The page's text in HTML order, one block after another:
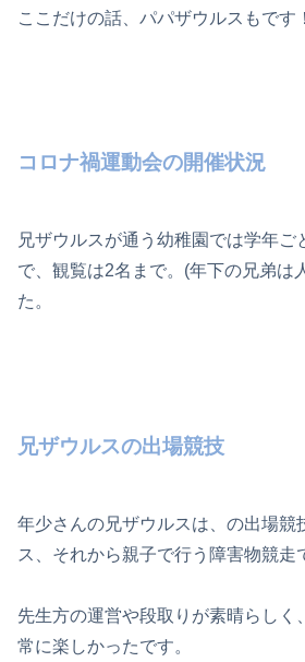
ここだけの話、パパザウルスもです
コロナ禍運動会の開催状況
兄ザウルスが通う幼稚園では学年ご
で、観覧は2名まで。(年下の兄弟は
た。
兄ザウルスの出場競技
年少さんの兄ザウルスは、の出場競
ス、それから親子で行う障害物競走
先生方の運営や段取りが素晴らしく
常に楽しかったです。